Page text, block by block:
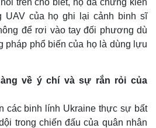
UAV của họ ghi lại cảnh binh sĩ
để rơi vào tay đối phương dù
pháp phổ biến của họ là dùng lựu
về ý chí và sự rắn rỏi của
các binh lính Ukraine thực sự bất
trong chiến đấu của quân nhân